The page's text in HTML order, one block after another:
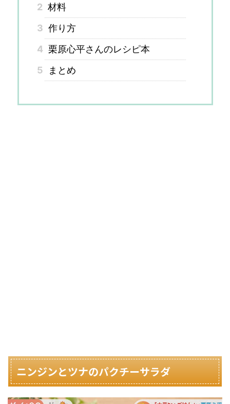
2 材料
3 作り方
4 栗原心平さんのレシピ本
5
まとめ
ニンジンとツナのパクチーサラダ